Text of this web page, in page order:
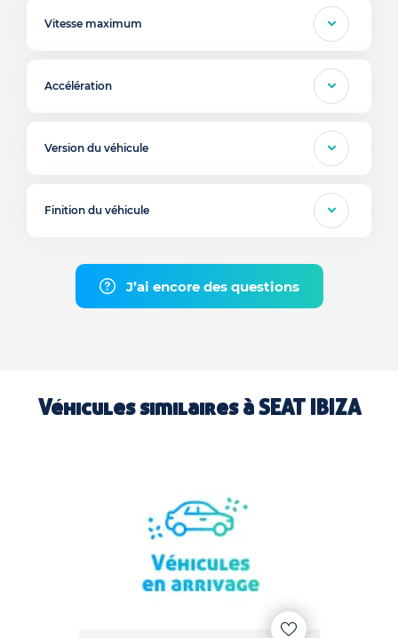
Vitesse maximum
Accélération
Version du véhicule
Finition du véhicule
J’ai encore des questions
Véhicules similaires àSEAT IBIZA